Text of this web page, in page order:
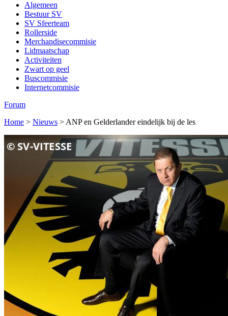
Algemeen
Bestuur SV
SV Sfeerteam
Rollerside
Merchandisecommisie
Lidmaatschap
Activiteiten
Zwart op geel
Buscommisie
Internetcommisie
Forum
Home > Nieuws > ANP en Gelderlander eindelijk bij de les